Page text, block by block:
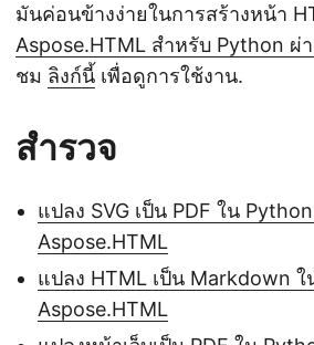
มันค่อนข้างง่ายในการสร้างหน้า
Aspose.HTML สำหรับ Python ผ่
ชม ลิงก์นี้ เพื่อดูการใช้งาน.
สำรวจ
แปลง SVG เป็น PDF ใน
Aspose.HTML
แปลง HTML เป็น Markdown
Aspose.HTML